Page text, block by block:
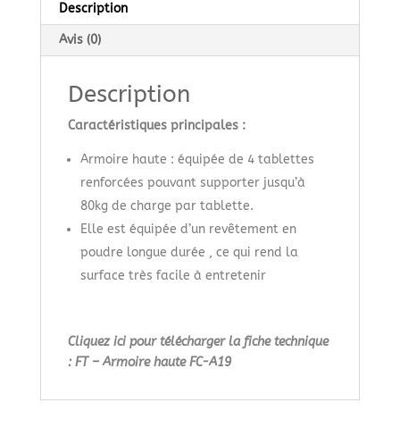
Description
Avis (0)
Description
Caractéristiques principales :
Armoire haute : équipée de 4 tablettes
renforcées pouvant supporter jusqu’à
80kg de charge par tablette.
Elle est équipée d’un revêtement en
poudre longue durée , ce qui rend la
surface très facile à entretenir
Cliquez ici pour télécharger la fiche technique
: FT – Armoire haute FC-A19